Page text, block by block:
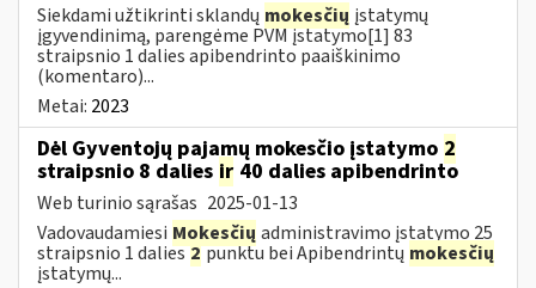
Siekdami užtikrinti sklandų mokesčių įstatymų
įgyvendinimą, parengėme PVM įstatymo[1] 83
straipsnio 1 dalies apibendrinto paaiškinimo
(komentaro)...
Metai: 2023
Dėl Gyventojų pajamų mokesčio įstatymo 2
straipsnio 8 dalies ir 40 dalies apibendrinto
Web turinio sąrašas 2025-01-13
Vadovaudamiesi Mokesčių administravimo įstatymo 25
straipsnio 1 dalies2punktu bei Apibendrintų mokesčių
įstatymų...